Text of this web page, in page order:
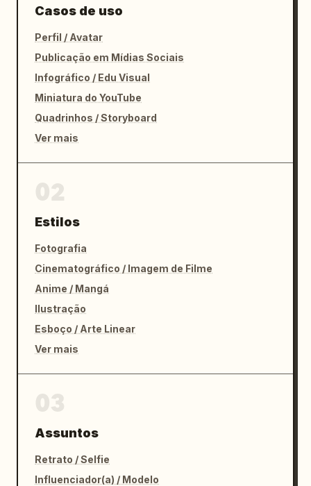
Casos de uso
Perfil / Avatar
Publicação em Mídias Sociais
Infográfico / Edu Visual
Miniatura do YouTube
Quadrinhos / Storyboard
Ver mais
Estilos
Fotografia
Cinematográfico / Imagem de Filme
Anime / Mangá
Ilustração
Esboço / Arte Linear
Ver mais
Assuntos
Retrato / Selfie
Influenciador(a) / Modelo